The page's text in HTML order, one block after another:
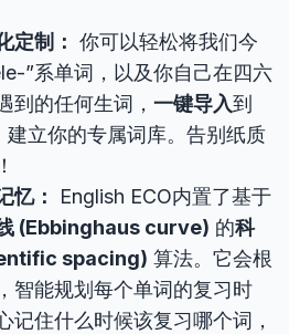
定制： 你可以轻松将我们今
”系单词，以及你自己在四六
到的任何生词， 一键导入到
建立你的专属词库。告别纸质
忆：
English ECO内置了基于
(Ebbinghaus curve) 的科
spacing) 算法。它会根
智能规划每个单词的复习时
记住什么时候该复习哪个词，